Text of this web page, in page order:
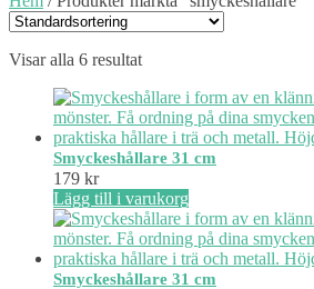
Visar alla 6 resultat
Smyckeshållare 31 cm
179 kr
Lägg till i varukorg
Smyckeshållare 31 cm